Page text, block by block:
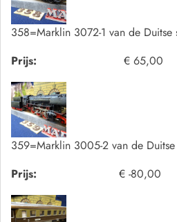
358=Marklin 3072-1 van de Duitse
Prijs:
€ 65,00
359=Marklin 3005-2 van de
Prijs:
€ -80,00